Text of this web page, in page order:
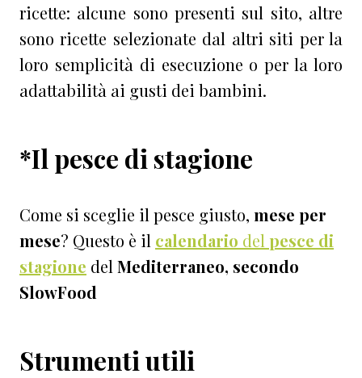
ricette: alcune sono presenti sul sito, altre
sono ricette selezionate dal altri siti per la
loro semplicità di esecuzione o per la loro
adattabilità ai gusti dei bambini.
*Il pesce di stagione
Come si sceglie il pesce giusto, mese per
mese? Questo è il calendario del pesce di
stagione del Mediterraneo, secondo
SlowFood
Strumenti utili